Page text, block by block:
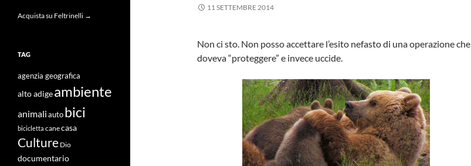
11 SETTEMBRE 2014
Non ci sto. Non posso accettare l’esito nefasto di una operazione che
doveva “proteggere” e invece uccide.
Acquista su Feltrinelli →
TAG
agenzia geografica
alto adigeambiente
animali auto bici
bicicletta canecasa
Culture Dio
documentario